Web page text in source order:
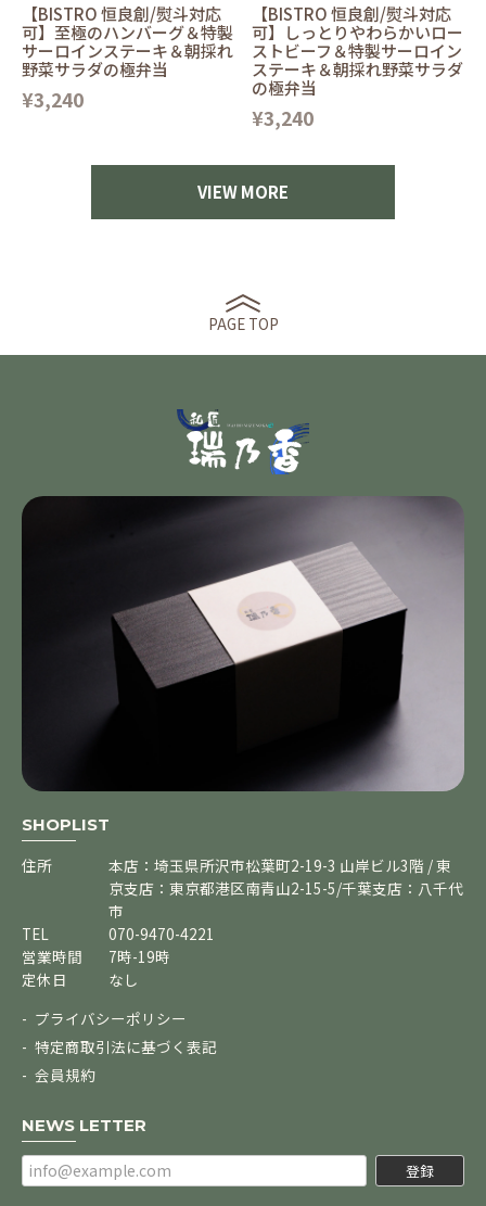
【BISTRO 恒良創/熨斗対応
可】至極のハンバーグ＆特製
サーロインステーキ＆朝採れ
野菜サラダの極弁当
¥3,240
【BISTRO 恒良創/熨斗対応
可】しっとりやわらかいロー
ストビーフ＆特製サーロイン
ステーキ＆朝採れ野菜サラダ
の極弁当
¥3,240
VIEW MORE
PAGE TOP
SHOPLIST
住所
本店：埼玉県所沢市松葉町2-19-3 山岸ビル3階 / 東
京支店：東京都港区南青山2-15-5/千葉支店：八千代
市
TEL
070-9470-4221
営業時間
7時-19時
定休日
なし
プライバシーポリシー
特定商取引法に基づく表記
会員規約
NEWS LETTER
登録